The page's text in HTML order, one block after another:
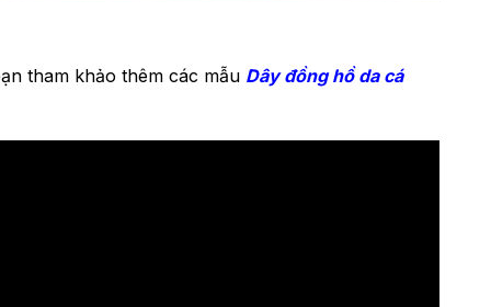
tham khảo thêm các mẫu Dây đồng hồ da cá